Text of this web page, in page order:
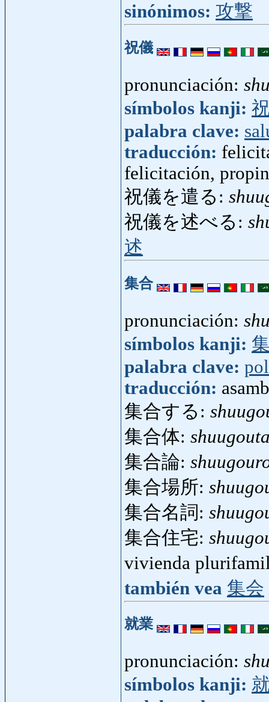
sinónimos: 攻撃
祝儀
pronunciación:
símbolos kanji:
palabra clave:
traducción:
felicitación,
祝儀を遣る:
祝儀を述べる:
述
集合
pronunciación:
símbolos kanji:
palabra clave:
traducción:
集合する:
集合体:
集合論:
集合場所:
集合名詞:
集合住宅:
vivienda
también vea 集会
就業
pronunciación:
símbolos kanji: